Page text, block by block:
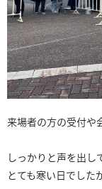
来場者の方の受付や
しっかりと声を出し
とても寒い日でした